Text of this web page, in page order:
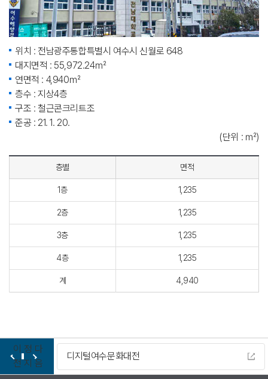
위치 : 전남광주통합특별시 여수시 신월로 648
대지면적 : 55,972.24㎡
연면적 : 4,940㎡
층수 : 지상4층
구조 : 철근콘크리트조
준공 : 21. 1. 20.
(단위 : ㎡)
층별 면적
1층 1,235
2층 1,235
3층 1,235
4층 1,235
계 4,940
이
전
정
지
다
음
디지털여수문화대전